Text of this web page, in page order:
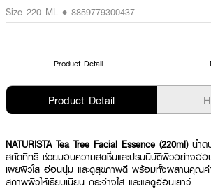
Size 220 ML • 8859779300437
Product Detail
Product Detail
NATURISTA Tea Tree Facial Essence (220ml) น้ำต
สกัดทีทรี ช่วยมอบความสดชื่นและปรนนิบัติผิวอย่างอ่อ
เผยผิวใส อ่อนนุ่ม และดูสุขภาพดี พร้อมทั้งผสานคุณค่
สภาพผิวให้เรียบเนียน กระจ่างใส และแลดูอ่อนเยาว์